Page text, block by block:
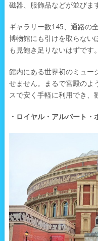
磁器、服飾品などが並びま
ギャラリー数145、通路の
博物館にも引けを取らない
も見飽き足りないはずです。
館内にある世界初のミュー
せません。まるで宮殿のよ
スで安く手軽に利用でき、
・ロイヤル・アルバート・